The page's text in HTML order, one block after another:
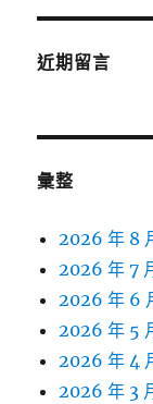
近期留言
彙整
2026 年 8
2026 年 7
2026 年 6
2026 年 5
2026 年 4
2026 年 3